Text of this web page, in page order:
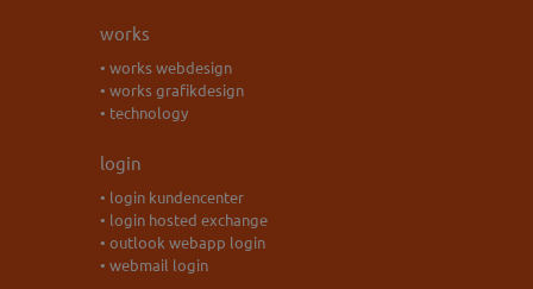
works
• works webdesign
• works grafikdesign
• technology
login
• login kundencenter
• login hosted exchange
• outlook webapp login
• webmail login